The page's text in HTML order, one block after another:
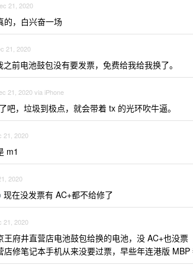
21, 2020
的，白兴奋一场
21, 2020
之前电池鼓包没有要发票，免费给我给我换了。
21, 2020 via iPhone
吧，垃圾到极点，就会带着 tx 的光环吹牛逼。
21, 2020
m1
2020
现在没发票有 AC+都不给修了
21, 2020
王府井直营店电池鼓包给换的电池，没 AC+也没票
店修笔记本手机从来没要过票，早些年连港版